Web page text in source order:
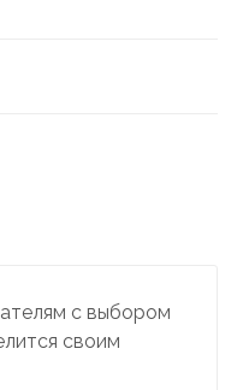
с выбором
своим